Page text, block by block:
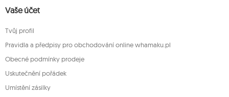
Vaše účet
Tvůj profil
Pravidla a předpisy pro obchodování online whamaku.pl
Obecné podmínky prodeje
Uskutečnění pořádek
Umístění zásilky